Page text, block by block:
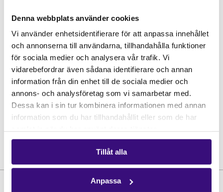
Denna webbplats använder cookies
Vi använder enhetsidentifierare för att anpassa innehållet
och annonserna till användarna, tillhandahålla funktioner
för sociala medier och analysera vår trafik. Vi
vidarebefordrar även sådana identifierare och annan
information från din enhet till de sociala medier och
annons- och analysföretag som vi samarbetar med.
Dessa kan i sin tur kombinera informationen med annan
information som du har tillhandahållit eller som de har
Tillåt alla
Anpassa